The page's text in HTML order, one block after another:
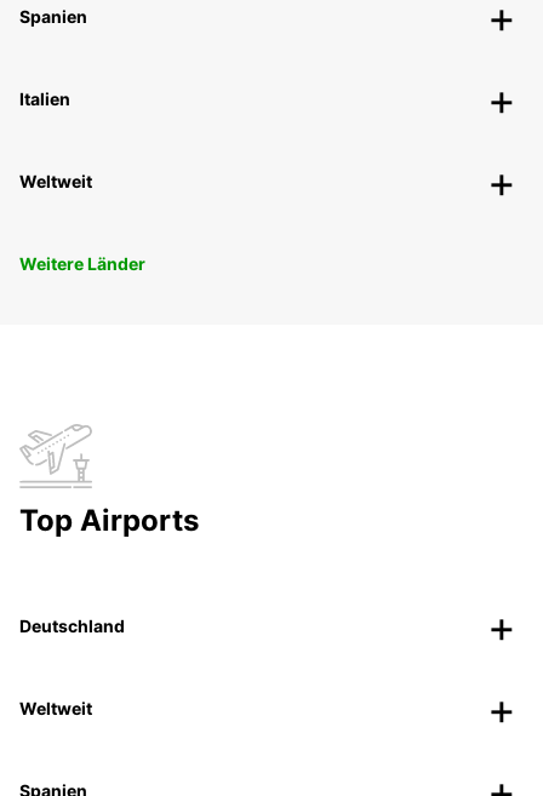
Spanien
Italien
Weltweit
Weitere Länder
Top Airports
Deutschland
Weltweit
Spanien